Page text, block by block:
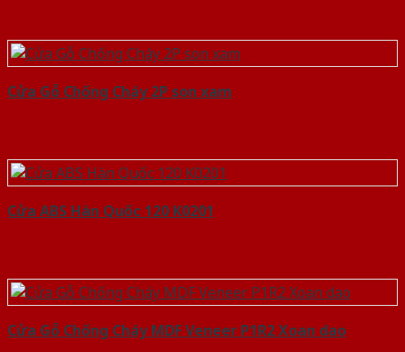
Cửa Gỗ Chống Cháy 2P son xam
Cửa ABS Hàn Quốc 120 K0201
Cửa Gỗ Chống Cháy MDF Veneer P1R2 Xoan dao